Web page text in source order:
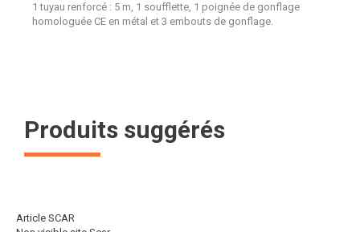
1 tuyau renforcé : 5 m, 1 soufflette, 1 poignée de gonflage
homologuée CE en métal et 3 embouts de gonflage.
Produits suggérés
Article SCAR